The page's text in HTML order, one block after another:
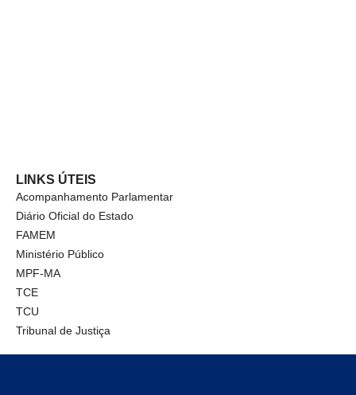
LINKS ÚTEIS
Acompanhamento Parlamentar
Diário Oficial do Estado
FAMEM
Ministério Público
MPF-MA
TCE
TCU
Tribunal de Justiça